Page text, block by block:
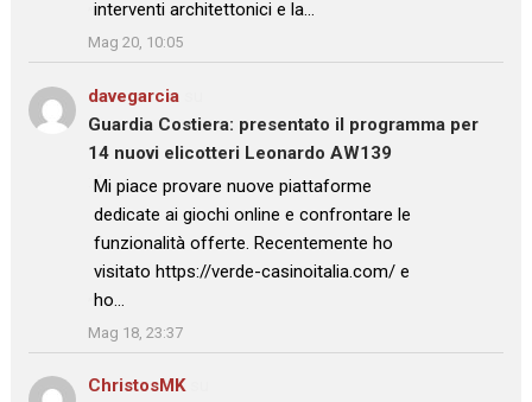
interventi architettonici e la…
”
Mag 20, 10:05
davegarcia
Guardia Costiera: presentato il programma per
14 nuovi elicotteri Leonardo AW139
: “
Mi piace provare nuove piattaforme
dedicate ai giochi online e confrontare le
funzionalità offerte. Recentemente ho
visitato https://verde-casinoitalia.com/ e
ho…
”
Mag 18, 23:37
ChristosMKsu